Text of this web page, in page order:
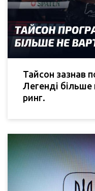
Тайсон зазнав
Легенді більше
ринг.